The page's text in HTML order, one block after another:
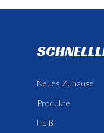
Neues Zuhause
Produkte
Heiß